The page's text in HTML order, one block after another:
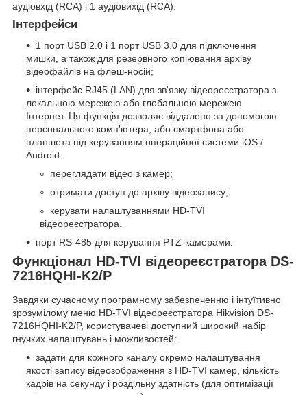
аудіовхід (RCA) і 1 аудіовихід (RCA).
Інтерфейси
1 порт USB 2.0 і 1 порт USB 3.0 для підключення
мишки, а також для резервного копіювання архіву
відеофайлів на флеш-носій;
інтерфейс RJ45 (LAN) для зв'язку відеореєстратора з
локальною мережею або глобальною мережею
Інтернет. Ця функція дозволяє віддалено за допомогою
персонального комп'ютера, або смартфона або
планшета під керуванням операційної системи iOS /
Android:
переглядати відео з камер;
отримати доступ до архіву відеозапису;
керувати налаштуваннями HD-TVI
відеореєстратора.
порт RS-485 для керування PTZ-камерами.
Функціонал HD-TVI відеореєстратора DS-
7216HQHI-K2/P
Завдяки сучасному програмному забезпеченню і інтуїтивно
зрозумілому меню HD-TVI відеореєстратора Hikvision DS-
7216HQHI-K2/P, користувачеві доступний широкий набір
гнучких налаштувань і можливостей:
задати для кожного каналу окремо налаштування
якості запису відеозображення з HD-TVI камер, кількість
кадрів на секунду і роздільну здатність (для оптимізації